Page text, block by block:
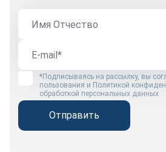
*Подписываясь на рассылку, вы
пользования и Политикой
обработкой персональных данных
Отправить